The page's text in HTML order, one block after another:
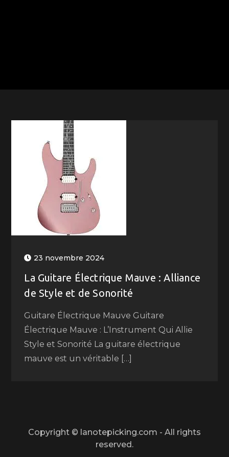
23 novembre 2024
La Guitare Électrique Mauve : Alliance
de Style et de Sonorité
Guitare Électrique Mauve Guitare
Électrique Mauve : L’Instrument Qui Allie
Style et Sonorité La guitare électrique
mauve est un véritable […]
Copyright © lanotepicking.com - All rights
reserved.